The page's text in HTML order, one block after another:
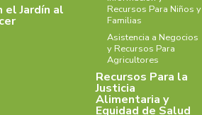
el Jardín al
Recursos Para Niños y
Familias
Asistencia a Negocios
y Recursos Para
Agricultores
Recursos Para la
Justicia
Alimentaria y
Equidad de Salud